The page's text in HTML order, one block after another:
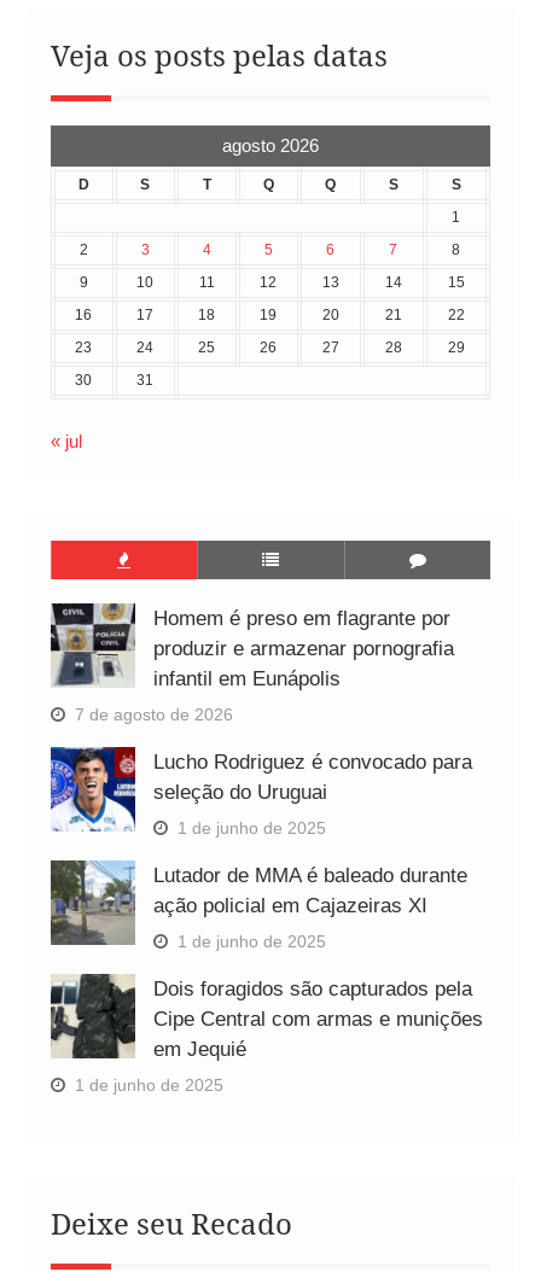
Veja os posts pelas datas
agosto 2026
D S T Q Q S
S
1
2
3 4 5 6 7
8
9
10 11 12 13 14
15
16
17 18 19 20 21
22
23
24 25 26 27 28
29
30
31
« jul
Homem é preso em flagrante por
produzir e armazenar pornografia
infantil em Eunápolis
7 de agosto de 2026
Lucho Rodriguez é convocado para
seleção do Uruguai
1 de junho de 2025
Lutador de MMA é baleado durante
ação policial em Cajazeiras XI
1 de junho de 2025
Dois foragidos são capturados pela
Cipe Central com armas e munições
em Jequié
1 de junho de 2025
Deixe seu Recado